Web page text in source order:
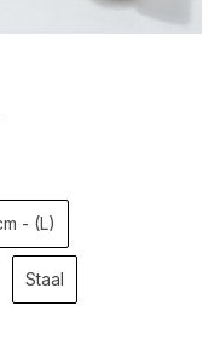
- (L)
Staal